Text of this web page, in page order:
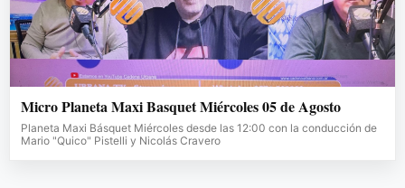
Micro Planeta Maxi Basquet Miércoles 05 de Agosto
Planeta Maxi Básquet Miércoles desde las 12:00 con la conducción de
Mario "Quico" Pistelli y Nicolás Cravero